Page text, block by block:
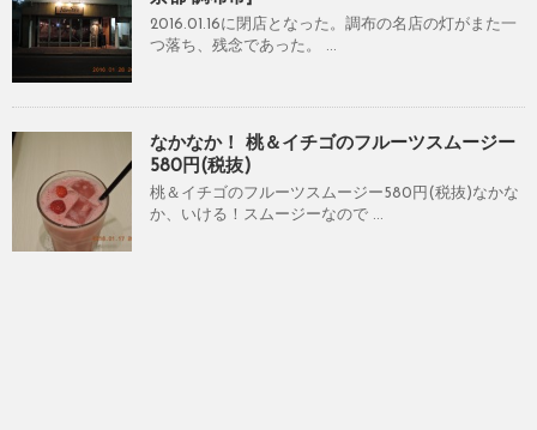
2016.01.16に閉店となった。調布の名店の灯がまた一
つ落ち、残念であった。 ...
なかなか！ 桃＆イチゴのフルーツスムージー
580円(税抜)
桃＆イチゴのフルーツスムージー580円(税抜)なかな
か、いける！スムージーなので ...